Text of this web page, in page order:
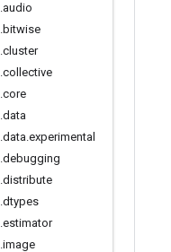
.audio
.bitwise
.cluster
.collective
.core
.data
.data.experimental
.debugging
.distribute
.dtypes
.estimator
.image